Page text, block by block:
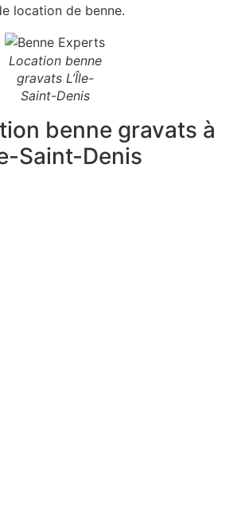
location de benne.
Location benne
gravats L’Île-
Saint-Denis
benne gravats à
Saint-Denis